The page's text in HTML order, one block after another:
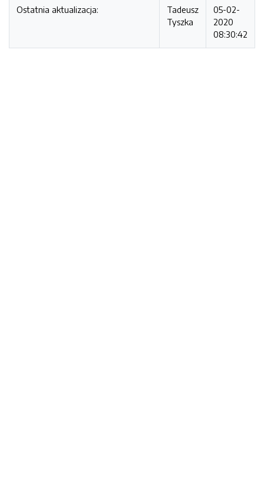
Ostatnia aktualizacja:
Tadeusz
Tyszka
05-02-
2020
08:30:42